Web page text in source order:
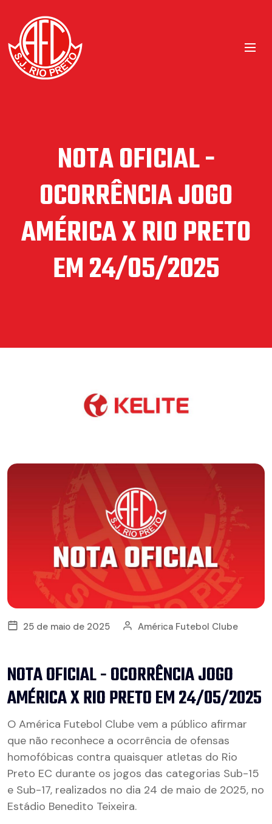
NOTA OFICIAL -
OCORRÊNCIA JOGO
AMÉRICA X RIO PRETO
EM 24/05/2025
25 de maio de 2025 América Futebol Clube
NOTA OFICIAL - OCORRÊNCIA JOGO
AMÉRICA X RIO PRETO EM 24/05/2025
O América Futebol Clube vem a público afirmar
que não reconhece a ocorrência de ofensas
homofóbicas contra quaisquer atletas do Rio
Preto EC durante os jogos das categorias Sub-15
e Sub-17, realizados no dia 24 de maio de 2025, no
Estádio Benedito Teixeira.